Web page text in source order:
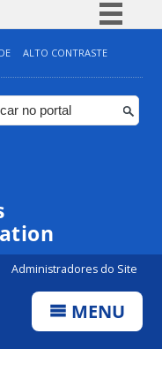
Simplifique!
Comunica BR
Participe
ALTO CONTRASTE
Administradores do Site
MENU